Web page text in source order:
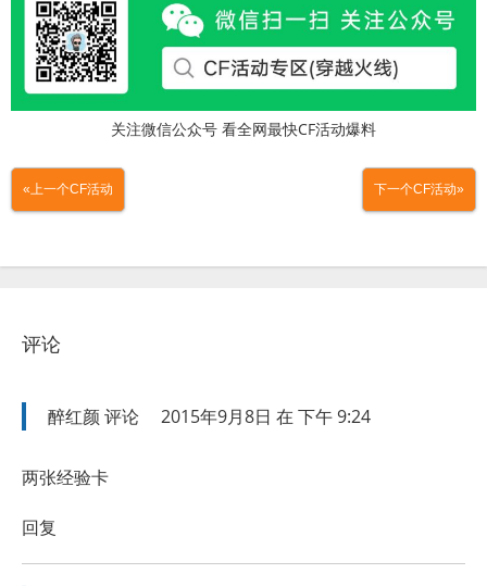
关注微信公众号 看全网最快CF活动爆料
«上一个CF活动 下一个CF活动»
评论
醉红颜评论 2015年9月8日 在 下午 9:24
两张经验卡
回复